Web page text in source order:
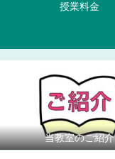
授業料金
当教室のご紹介